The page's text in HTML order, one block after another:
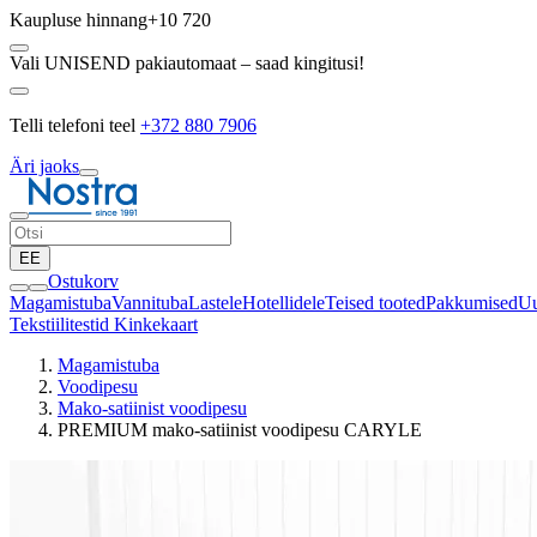
Kaupluse hinnang+10 720
Vali UNISEND pakiautomaat – saad kingitusi!
Telli telefoni teel +372 880 7906
Äri jaoks
EE
Ostukorv
MagamistubaVannitubaLasteleHotellideleTeised tootedPakkumised
Tekstiilitestid Kinkekaart
Magamistuba
Voodipesu
Mako-satiinist voodipesu
PREMIUM mako-satiinist voodipesu CARYLE